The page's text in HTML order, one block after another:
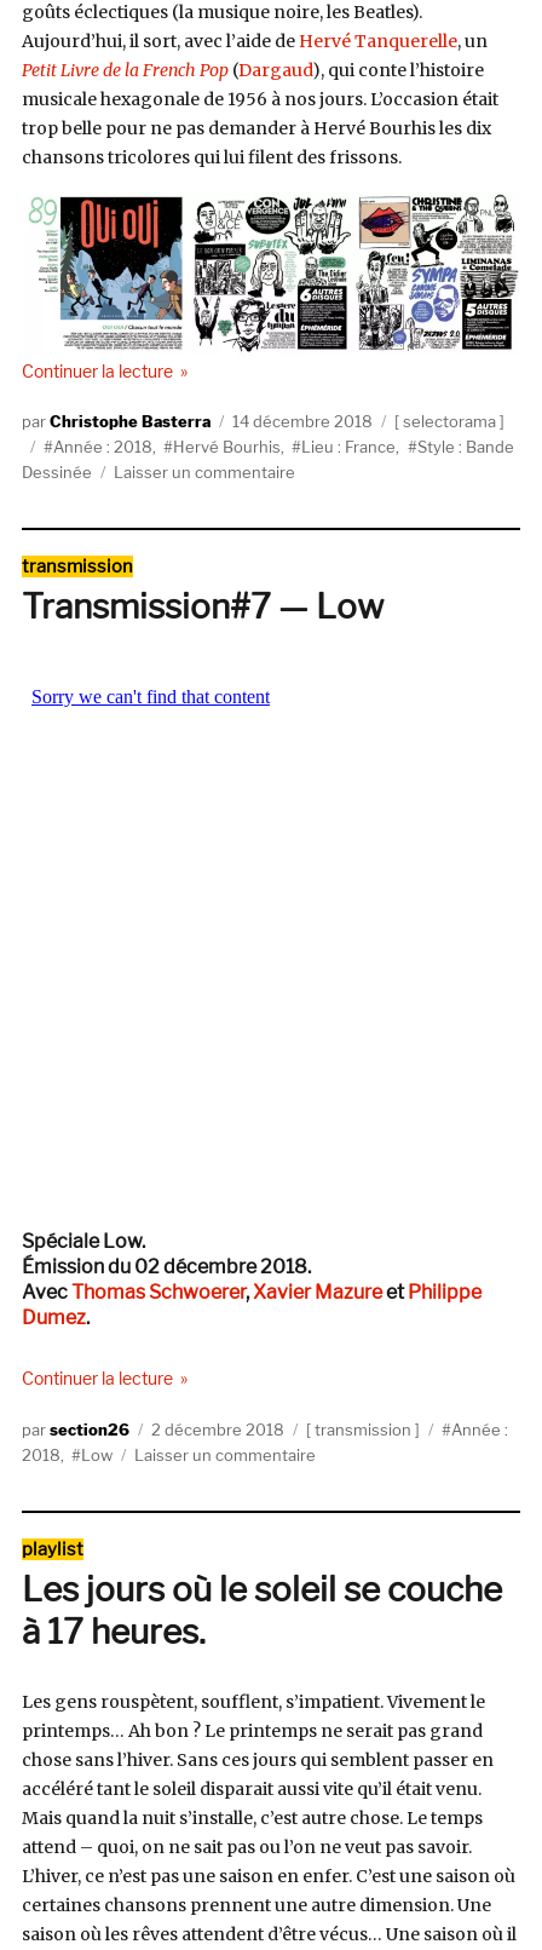
goûts éclectiques (la musique noire, les Beatles).
Aujourd’hui, il sort, avec l’aide de Hervé Tanquerelle, un
Petit Livre de la French Pop(Dargaud), qui conte l’histoire
musicale hexagonale de 1956 à nos jours. L’occasion était
trop belle pour ne pas demander à Hervé Bourhis les dix
chansons tricolores qui lui filent des frissons.
Continuer la lecturede « Selectorama : Hervé Bourhis »
AuteurChristophe Basterra
Publié
le
14 décembre 2018 Catégories
selectorama
Étiquettes
Année : 2018 Hervé Bourhis Lieu : France
Style : Bande
Dessinée
Laisser un commentairesur
Catégories
transmission
Transmission#7 — Low
Spéciale Low.
Émission du 02 décembre 2018.
AvecThomas Schwoerer,Xavier Mazureet Philippe
Dumez.
Continuer la lecturede « Transmission#7 — Low »
Auteursection26
Publié
le
2 décembre 2018 Catégories
transmission Étiquettes
Année :
2018
Low Laisser un commentaire
Catégories
playlist
Les jours où le soleil se couche
à 17 heures.
Les gens rouspètent, soufflent, s’impatient. Vivement le
printemps… Ah bon ? Le printemps ne serait pas grand
chose sans l’hiver. Sans ces jours qui semblent passer en
accéléré tant le soleil disparait aussi vite qu’il était venu.
Mais quand la nuit s’installe, c’est autre chose. Le temps
attend – quoi, on ne sait pas ou l’on ne veut pas savoir.
L’hiver, ce n’est pas une saison en enfer. C’est une saison où
certaines chansons prennent une autre dimension. Une
saison où les rêves attendent d’être vécus… Une saison où il